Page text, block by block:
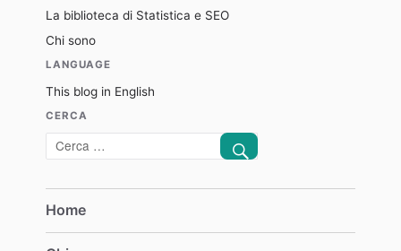
La biblioteca di Statistica e SEO
Chi sono
LANGUAGE
This blog in English
CERCA
Cerca: CERCA
Home